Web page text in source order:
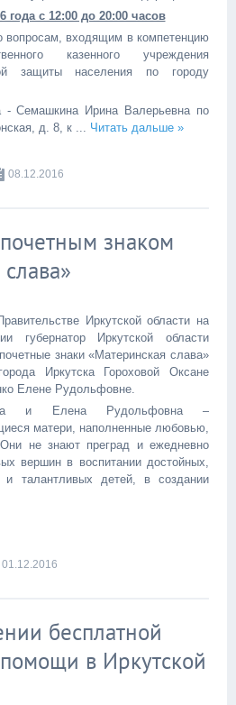
года с 12:00 до 20:00 часов
вопросам, входящим в компетенцию
казенного учреждения
защиты населения по городу
- Семашкина Ирина Валерьевна по
д. 8, к
Читать дальше »
08.12.2016
знаком
Иркутской области на
губернатор Иркутской области
знаки «Материнская слава»
Иркутска Гороховой Оксане
Елене Рудольфовне.
и Елена Рудольфовна –
матери, наполненные любовью,
не знают преград и ежедневно
вершин в воспитании достойных,
и талантливых детей, в создании
01.12.2016
бесплатной
в Иркутской